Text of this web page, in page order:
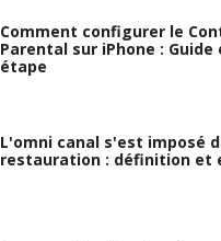
Comment configurer le
Parental sur iPhone :
étape
L'omni canal s'est imposé
restauration : définition et